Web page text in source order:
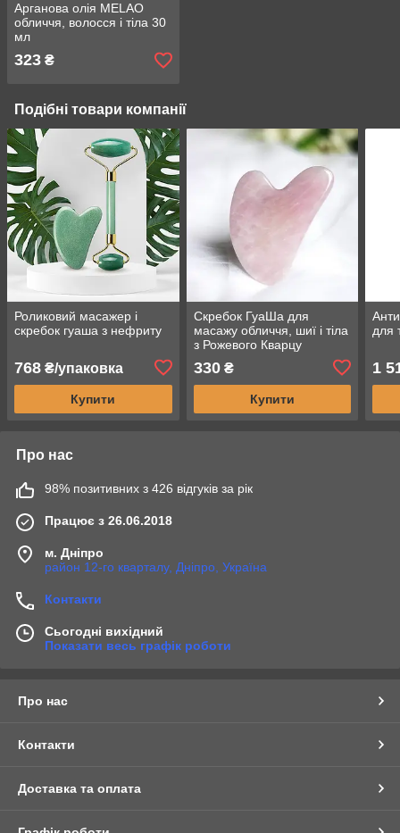
Арганова олія MELAO
обличчя, волосся і тіла 30
мл
323 ₴
Подібні товари компанії
Роликовий масажер і
скребок гуаша з нефриту
768 ₴/упаковка
Купити
Скребок ГуаШа для
масажу обличчя, шиї і тіла
з Рожевого Кварцу
330₴
Купити
для
1
Про нас
98% позитивних з 426 відгуків за рік
Працює з 26.06.2018
м. Дніпро
район 12-го кварталу, Дніпро, Україна
Контакти
Сьогодні вихідний
Показати весь графік роботи
Про нас
Контакти
Доставка та оплата